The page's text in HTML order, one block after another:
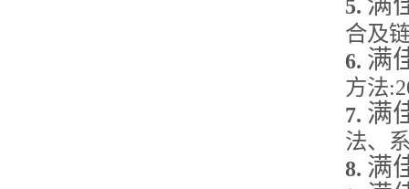
5.
合及
6. 满
方法
7. 满
法、
8. 满